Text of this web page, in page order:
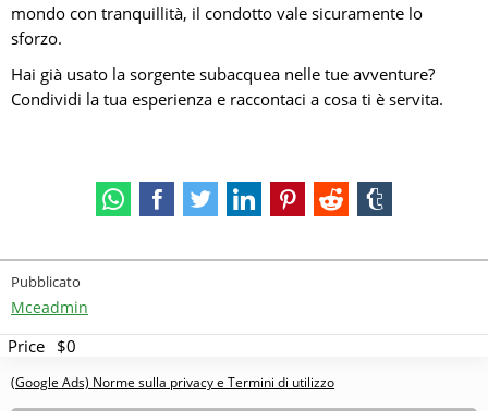
mondo con tranquillità, il condotto vale sicuramente lo
sforzo.
Hai già usato la sorgente subacquea nelle tue avventure?
Condividi la tua esperienza e raccontaci a cosa ti è servita.
Pubblicato
Mceadmin
Price $0
(Google Ads) Norme sulla privacy e Termini di utilizzo